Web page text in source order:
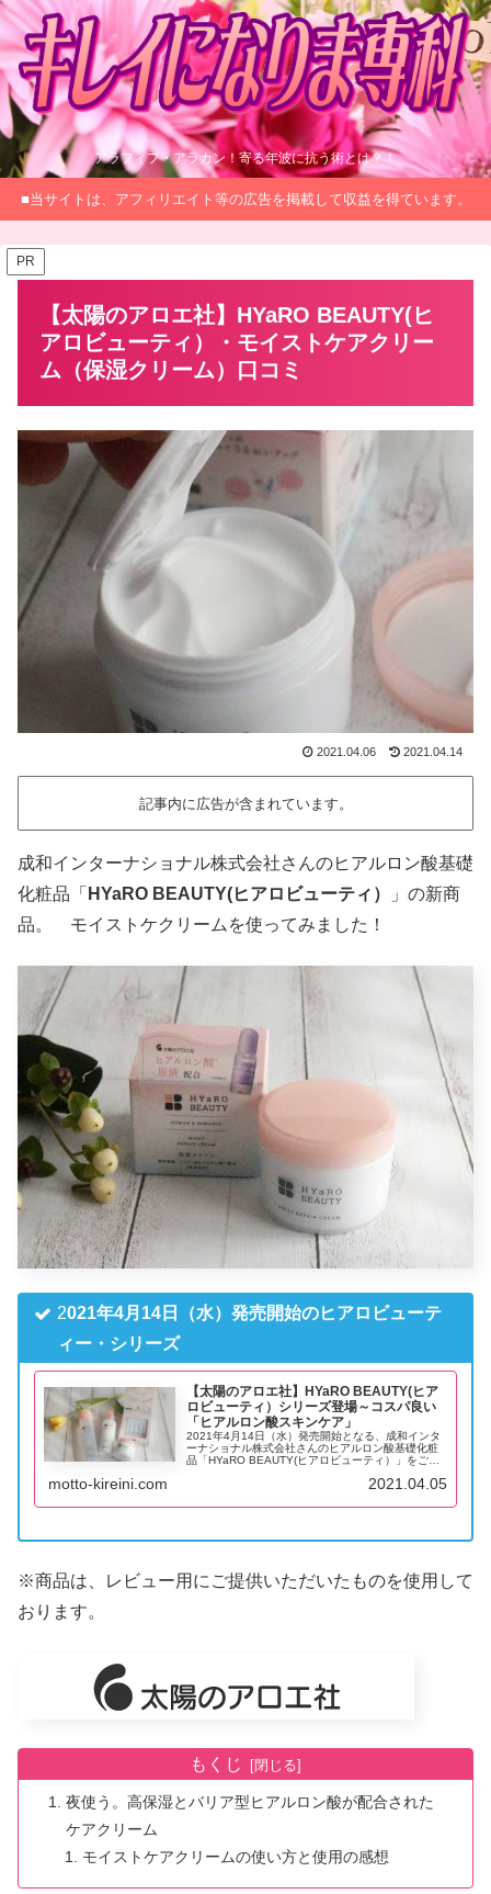
アラフィフ・アラカン！寄る年波に抗う術とは？！
■当サイトは、アフィリエイト等の広告を掲載して収益を得ています。
PR
【太陽のアロエ社】HYaRO BEAUTY(ヒ
アロビューティ）・モイストケアクリー
ム（保湿クリーム）口コミ
2021.04.06 2021.04.14
記事内に広告が含まれています。
成和インターナショナル株式会社さんのヒアルロン酸基礎
化粧品「 HYaRO BEAUTY(ヒアロビューティ）
」の新商
品。 モイストケクリームを使ってみました！
2021年4月14日（水）発売開始のヒアロビューテ
ィー・シリーズ
【太陽のアロエ社】HYaRO BEAUTY(ヒア
ロビューティ）シリーズ登場～コスパ良い
「ヒアルロン酸スキンケア」
2021年4月14日（水）発売開始となる、成和インタ
ーナショナル株式会社さんのヒアルロン酸基礎化粧
品「HYaRO BEAUTY(ヒアロビューティ）」をご紹
motto-kireini.com 2021.04.05
※商品は、レビュー用にご提供いただいたものを使用して
おります。
もくじ
夜使う。高保湿とバリア型ヒアルロン酸が配合された
ケアクリーム
モイストケアクリームの使い方と使用の感想